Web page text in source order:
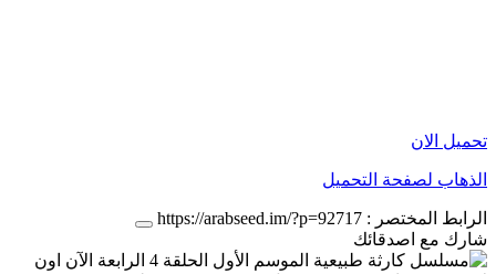
تحميل الان
الذهاب لصفحة التحميل
الرابط المختصر : https://arabseed.im/?p=92717
شارك مع اصدقائك